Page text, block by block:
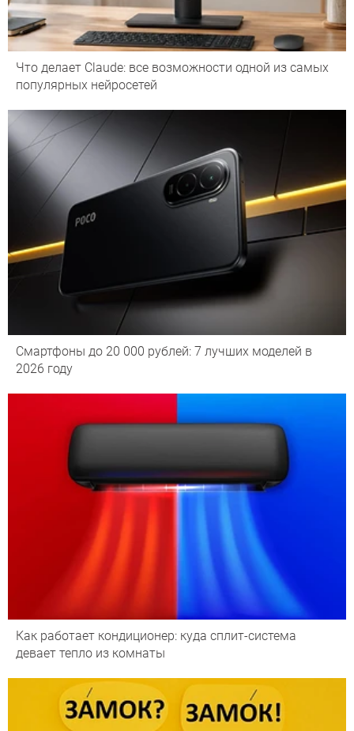
Что делает Сlaude: все возможности одной из самых
популярных нейросетей
Смартфоны до 20 000 рублей: 7 лучших моделей в
2026 году
Как работает кондиционер: куда сплит-система
девает тепло из комнаты